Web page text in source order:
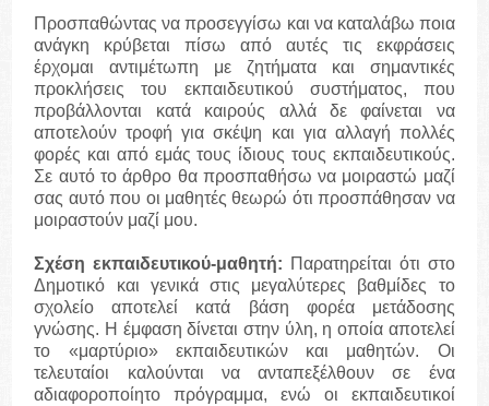
Προσπαθώντας να προσεγγίσω και να καταλάβω ποια
ανάγκη κρύβεται πίσω από αυτές τις εκφράσεις
έρχομαι αντιμέτωπη με ζητήματα και σημαντικές
προκλήσεις του εκπαιδευτικού συστήματος, που
προβάλλονται κατά καιρούς αλλά δε φαίνεται να
αποτελούν τροφή για σκέψη και για αλλαγή πολλές
φορές και από εμάς τους ίδιους τους εκπαιδευτικούς.
Σε αυτό το άρθρο θα προσπαθήσω να μοιραστώ μαζί
σας αυτό που οι μαθητές θεωρώ ότι προσπάθησαν να
μοιραστούν μαζί μου.
Σχέση εκπαιδευτικού-μαθητή: Παρατηρείται ότι στο
Δημοτικό και γενικά στις μεγαλύτερες βαθμίδες το
σχολείο αποτελεί κατά βάση φορέα μετάδοσης
γνώσης. Η έμφαση δίνεται στην ύλη, η οποία αποτελεί
το «μαρτύριο» εκπαιδευτικών και μαθητών. Οι
τελευταίοι καλούνται να ανταπεξέλθουν σε ένα
αδιαφοροποίητο πρόγραμμα, ενώ οι εκπαιδευτικοί